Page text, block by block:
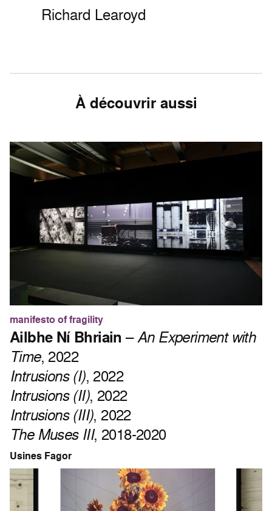
Richard Learoyd
À découvrir aussi
manifesto of fragility
Ailbhe Ní Bhriain–An Experiment with
Time, 2022
Intrusions (I), 2022
Intrusions (II), 2022
Intrusions (III), 2022
The Muses III, 2018-2020
Usines Fagor